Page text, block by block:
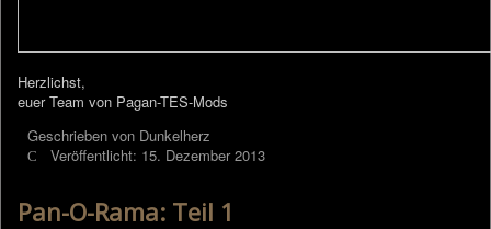
Herzlichst,
euer Team von Pagan-TES-Mods
Geschrieben von Dunkelherz
Veröffentlicht: 15. Dezember 2013
Pan-O-Rama: Teil 1